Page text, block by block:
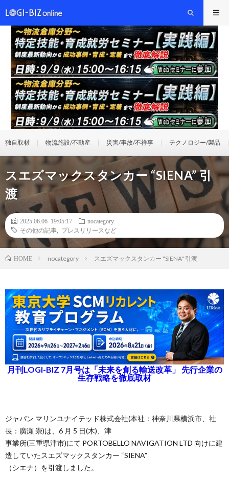
独自取材 物流施設/不動産 災害/事故/不祥事 テクノロジー/製品
スエズマックスタンカー “SIENA” 引
渡
2025.06.06 19:05:17
nocategory
その他の記事
プレスリリースなど
HOME nocategory スエズマックスタンカー "SIENA" 引渡
月刊LOGI-BIZ 7月号は「未来を創る輸送改革」 先行企業の
生存戦略を徹底取材
ジャパン マリンユナイテッド株式会社(本社：神奈川県横浜市、社
長：廣瀬 崇)は、6 月 5 日(木)、津
事業所(三重県津市)にて PORTOBELLO NAVIGATION LTD 向けに建
造していたスエズマックスタンカー “SIENA”
（シエナ）を引渡しました。